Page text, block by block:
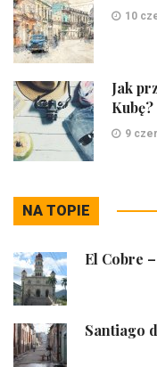
10
Jak
Kubę?
9
NA TOPIE
El Cobre
Santiago